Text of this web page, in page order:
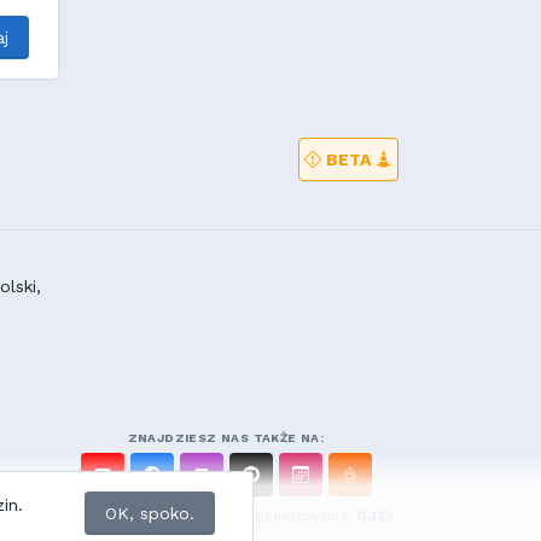
OK, spoko.
BETA
ZNAJDZIESZ NAS TAKŻE NA:
Zapytań do bazy:23